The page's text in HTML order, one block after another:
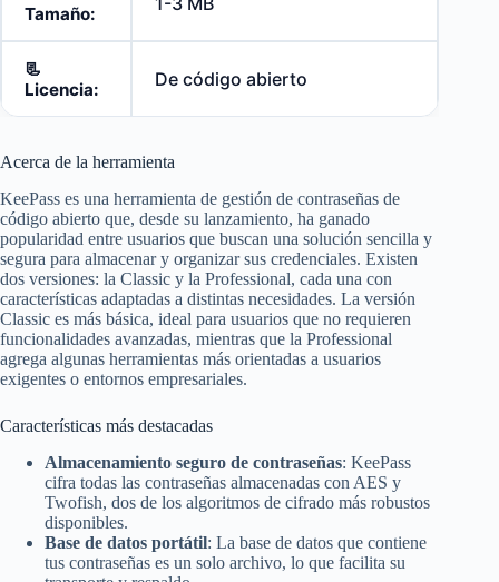
Tamaño:
📃
Licencia:
De código abierto
Acerca de la herramienta
KeePass es una herramienta de gestión de contraseñas de
código abierto que, desde su lanzamiento, ha ganado
popularidad entre usuarios que buscan una solución sencilla y
segura para almacenar y organizar sus credenciales. Existen
dos versiones: la Classic y la Professional, cada una con
características adaptadas a distintas necesidades. La versión
Classic es más básica, ideal para usuarios que no requieren
funcionalidades avanzadas, mientras que la Professional
agrega algunas herramientas más orientadas a usuarios
exigentes o entornos empresariales.
Características más destacadas
Almacenamiento seguro de contraseñas: KeePass
cifra todas las contraseñas almacenadas con AES y
Twofish, dos de los algoritmos de cifrado más robustos
disponibles.
Base de datos portátil: La base de datos que contiene
tus contraseñas es un solo archivo, lo que facilita su